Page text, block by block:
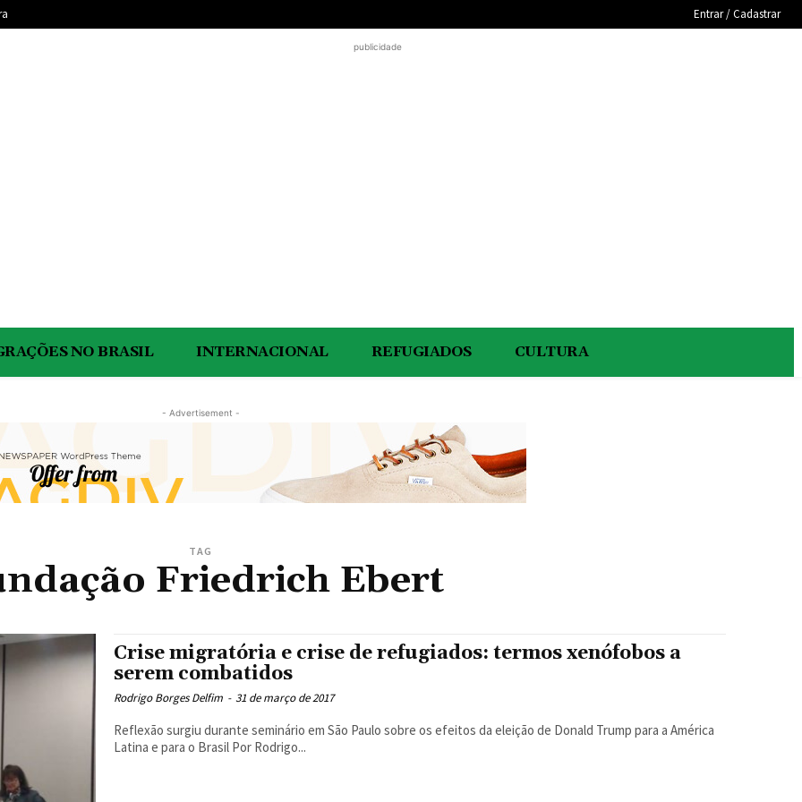
Entrar / Cadastrar
publicidade
NO BRASIL INTERNACIONAL REFUGIADOS CULTURA
- Advertisement -
TAG
Friedrich Ebert
Crise migratória e crise de refugiados: termos xenófobos a
serem combatidos
Rodrigo Borges Delfim - 31 de março de 2017
Reflexão surgiu durante seminário em São Paulo sobre os efeitos da eleição de Donald Trump para a América
Latina e para o Brasil Por Rodrigo...